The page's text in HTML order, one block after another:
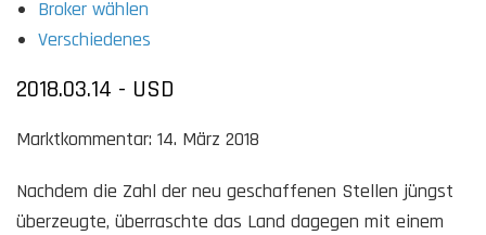
Broker wählen
Verschiedenes
2018.03.14 - USD
Marktkommentar: 14. März 2018
Nachdem die Zahl der neu geschaffenen Stellen jüngst
überzeugte, überraschte das Land dagegen mit einem